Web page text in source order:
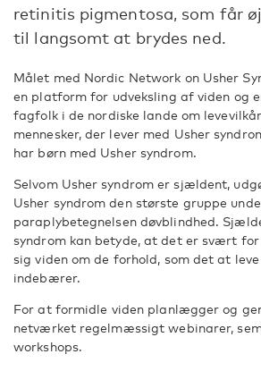
retinitis pigmentosa, som får
til langsomt at brydes ned.
Målet med Nordic Network on Usher
en platform for udveksling af viden og
fagfolk i de nordiske lande om
mennesker, der lever med Usher
har børn med Usher syndrom.
Selvom Usher syndrom er sjældent,
Usher syndrom den største gruppe
paraplybetegnelsen døvblindhed.
syndrom kan betyde, at det er svært
sig viden om de forhold, som det at
indebærer.
For at formidle viden planlægger og
netværket regelmæssigt webinarer,
workshops.